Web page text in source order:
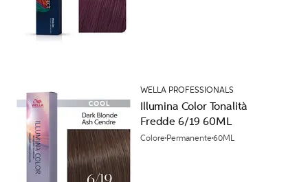
WELLA PROFESSIONALS
Illumina Color Tonalità
Fredde 6/19 60ML
Colore Permanente60ML